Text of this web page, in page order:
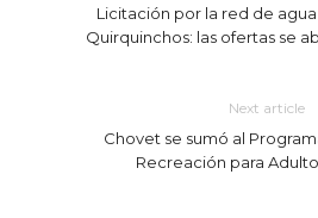
Licitación por la red de
Quirquinchos: las ofertas se
Next article
Chovet se sumó al
Recreación para